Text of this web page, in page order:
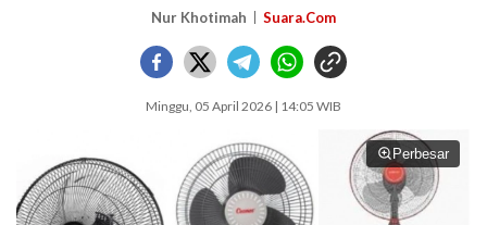
Nur Khotimah Suara.Com
Minggu, 05 April 2026 | 14:05 WIB
Perbesar